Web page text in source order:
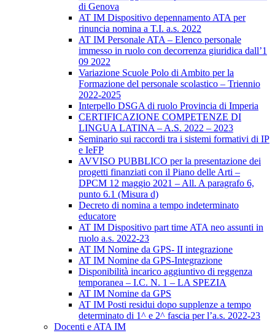
di Genova
AT IM Dispositivo depennamento ATA per
rinuncia nomina a T.I. a.s. 2022
AT IM Personale ATA – Elenco personale
immesso in ruolo con decorrenza giuridica dall’1
09 2022
Variazione Scuole Polo di Ambito per la
Formazione del personale scolastico – Triennio
2022-2025
Interpello DSGA di ruolo Provincia di Imperia
CERTIFICAZIONE COMPETENZE DI
LINGUA LATINA – A.S. 2022 – 2023
Seminario sui raccordi tra i sistemi formativi di IP
e IeFP
AVVISO PUBBLICO per la presentazione dei
progetti finanziati con il Piano delle Arti –
DPCM 12 maggio 2021 – All. A paragrafo 6,
punto 6.1 (Misura d)
Decreto di nomina a tempo indeterminato
educatore
AT IM Dispositivo part time ATA neo assunti in
ruolo a.s. 2022-23
AT IM Nomine da GPS- II integrazione
AT IM Nomine da GPS-Integrazione
Disponibilità incarico aggiuntivo di reggenza
temporanea – I.C. N. 1 – LA SPEZIA
AT IM Nomine da GPS
AT IM Posti residui dopo supplenze a tempo
determinato di 1^ e 2^ fascia per l’a.s. 2022-23
Docenti e ATA IM